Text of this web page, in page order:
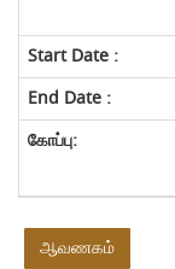
ஆவணகம்